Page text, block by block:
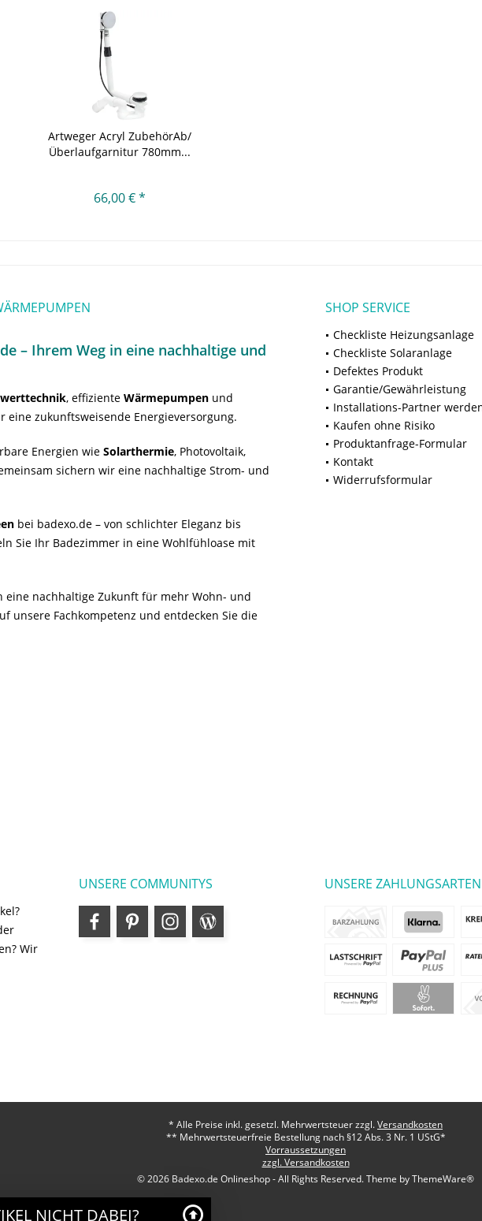
Artweger Acryl ZubehörAb/
Überlaufgarnitur 780mm...
66,00 € *
– Ihrem Weg in eine nachhaltige und
, effiziente Wärmepumpen und
eine zukunftsweisende Energieversorgung.
Energien wie Solarthermie, Photovoltaik,
sichern wir eine nachhaltige Strom- und
bei badexo.de – von schlichter Eleganz bis
Sie Ihr Badezimmer in eine Wohlfühloase mit
eine nachhaltige Zukunft für mehr Wohn- und
unsere Fachkompetenz und entdecken Sie die
SHOP SERVICE
Checkliste Heizungsanlage
Checkliste Solaranlage
Defektes Produkt
Garantie/Gewährleistung
Installations-Partner
Kaufen ohne Risiko
Produktanfrage-Formular
Kontakt
Widerrufsformular
Wir
UNSERE COMMUNITYS UNSERE ZAHLUNGSARTEN
* Alle Preise inkl. gesetzl. Mehrwertsteuer zzgl.Versandkosten
** Mehrwertsteuerfreie Bestellung nach §12 Abs. 3 Nr. 1 UStG*
Vorraussetzungen
zzgl. Versandkosten
© 2026 Badexo.de Onlineshop - All Rights Reserved. Theme byThemeWare®
NICHT DABEI?